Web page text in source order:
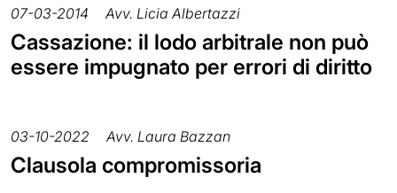
07-03-2014 Avv. Licia Albertazzi
Cassazione: il lodo arbitrale non può
essere impugnato per errori di diritto
03-10-2022 Avv. Laura Bazzan
Clausola compromissoria